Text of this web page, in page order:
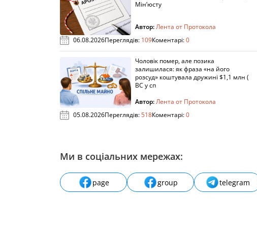
Мін’юсту
Автор:Лента от Протокола
06.08.2026Переглядів: 109Коментарі:0
Чоловік помер, але позика
залишилася: як фраза «на його
розсуд» коштувала дружині $1,1 млн (
ВС у сп
Автор:Лента от Протокола
05.08.2026Переглядів:518Коментарі:0
Ми в соціальних мережах:
page group telegram